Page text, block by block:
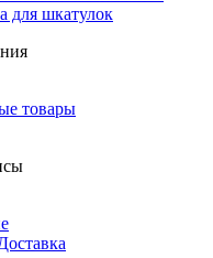
для шкатулок
товары